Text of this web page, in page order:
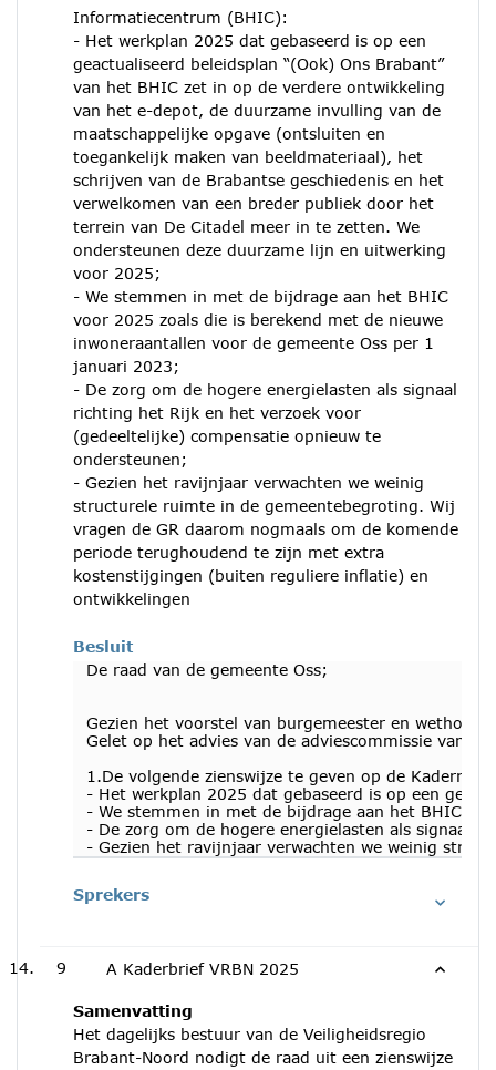
Informatiecentrum (BHIC):
- Het werkplan 2025 dat gebaseerd is op een
geactualiseerd beleidsplan “(Ook) Ons Brabant”
van het BHIC zet in op de verdere ontwikkeling
van het e-depot, de duurzame invulling van de
maatschappelijke opgave (ontsluiten en
toegankelijk maken van beeldmateriaal), het
schrijven van de Brabantse geschiedenis en het
verwelkomen van een breder publiek door het
terrein van De Citadel meer in te zetten. We
ondersteunen deze duurzame lijn en uitwerking
voor 2025;
- We stemmen in met de bijdrage aan het BHIC
voor 2025 zoals die is berekend met de nieuwe
inwoneraantallen voor de gemeente Oss per 1
januari 2023;
- De zorg om de hogere energielasten als signaal
richting het Rijk en het verzoek voor
(gedeeltelijke) compensatie opnieuw te
ondersteunen;
- Gezien het ravijnjaar verwachten we weinig
structurele ruimte in de gemeentebegroting. Wij
vragen de GR daarom nogmaals om de komende
periode terughoudend te zijn met extra
kostenstijgingen (buiten reguliere inflatie) en
ontwikkelingen
Besluit
De raad van de gemeente Oss;
Gezien het voorstel van burgemeester en
Gelet op het advies van de adviescommissie van 1
1.De volgende zienswijze te geven op de
- Het werkplan 2025 dat gebaseerd is op een
- We stemmen in met de bijdrage aan het BHIC
- De zorg om de hogere energielasten als signaal
- Gezien het ravijnjaar verwachten we weinig
Sprekers
9 A Kaderbrief VRBN 2025
Samenvatting
Het dagelijks bestuur van de Veiligheidsregio
Brabant-Noord nodigt de raad uit een zienswijze